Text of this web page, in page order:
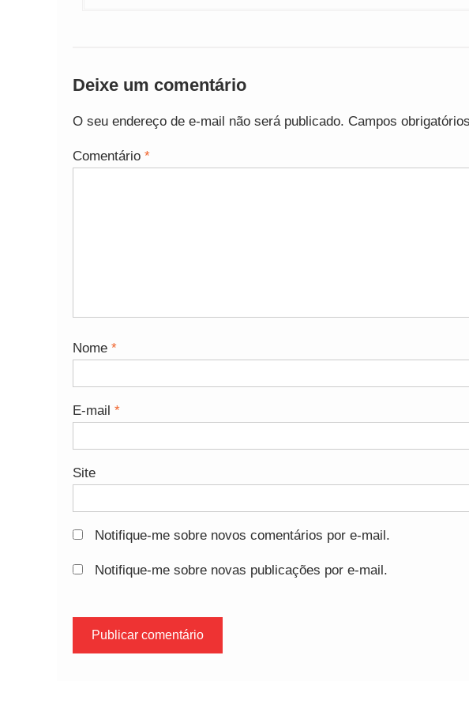
Deixe um comentário
O seu endereço de e-mail não será publicado. Campos
Comentário *
Nome *
E-mail *
Site
Notifique-me sobre novos comentários por e-mail.
Notifique-me sobre novas publicações por e-mail.